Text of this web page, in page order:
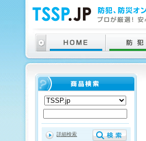
詳細検索